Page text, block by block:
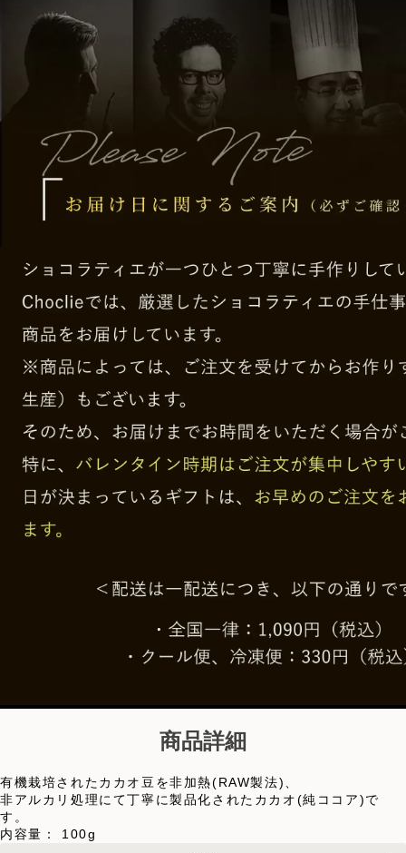
商品詳細
有機栽培されたカカオ豆を非加熱(RAW製法)、
非アルカリ処理にて丁寧に製品化されたカカオ(純ココア)で
す。
内容量： 100g